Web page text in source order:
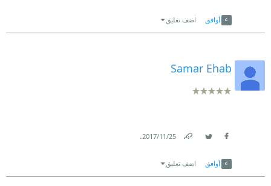
أوافق اضف تعليق
Samar Ehab
25‏/11‏/2017
.
أوافق اضف تعليق